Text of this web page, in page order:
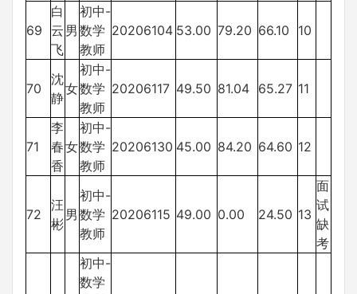
69
白
云
飞
男
初中-
数学
教师
20206104 53.00 79.20 66.10 10
70
沈
静
女
初中-
数学
教师
20206117 49.50 81.04 65.27 11
71
李
春
香
女
初中-
数学
教师
20206130 45.00 84.20 64.60 12
72
汪
彬
男
初中-
数学
教师
20206115 49.00 0.00 24.50 13
面
试
缺
考
初中-
数学